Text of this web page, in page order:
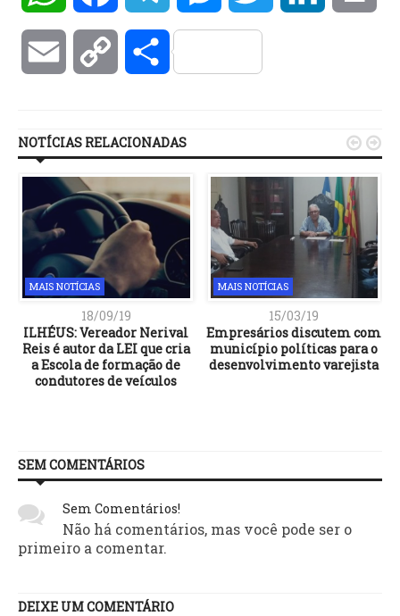
Email Copy Compartilhar
NOTÍCIAS RELACIONADAS
MAIS NOTÍCIAS
18/09/19
ILHÉUS: Vereador Nerival
Reis é autor da LEI que cria
a Escola de formação de
condutores de veículos
MAIS NOTÍCIAS
15/03/19
Empresários discutem com
município políticas para o
desenvolvimento varejista
 
SEM COMENTÁRIOS
Sem Comentários!
Não há comentários, mas você pode ser o
primeiro a comentar.
DEIXE UM COMENTÁRIO